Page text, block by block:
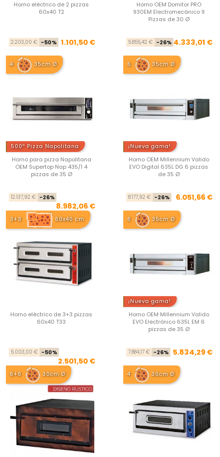
Horno eléctrico de 2 pizzas
60x40 T2
Precio base
2.203,00 € -50% Precio
1.101,50 €
Horno OEM Domitor PRO
930EM Electromecánico 9
Pizzas de 30 Ø
5.855,42 € -26% 4.333,01 €
4 35cm Ø
500º Pizza Napolitana
Horno para pizza Napolitana
OEM Supertop Nap 435/1 4
pizzas de 35 Ø
Precio base
12.137,92 € -26%
8.982,06 €
6 35cm Ø
¡Nueva gama!
Horno OEM Millennium Valido
EVO Digital 635L DG 6 pizzas
de 35 Ø
8.177,92 € -26% 6.051,66 €
3+3 60x40 cm
Horno eléctrico de 3+3 pizzas
60x40 T33
Precio base
5.003,00 € -50%
2.501,50 €
6 35cm Ø
¡Nueva gama!
Horno OEM Millennium Valido
EVO Electrónico 635L EM 6
pizzas de 35 Ø
7.884,17 € -26% 5.834,29 €
6+6 30cm Ø 4 30cm Ø